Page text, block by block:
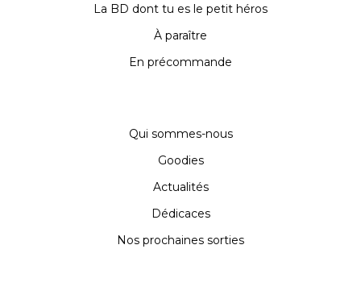
La BD dont tu es le petit héros
À paraître
En précommande
Qui sommes-nous
Goodies
Actualités
Dédicaces
Nos prochaines sorties